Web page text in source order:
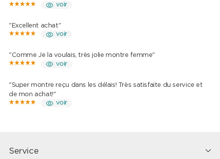
voir
"Excellent achat"
voir
"Comme Je la voulais, très jolie montre femme"
voir
"Super montre reçu dans les délais! Très satisfaite du service et
de mon achat!"
voir
Service